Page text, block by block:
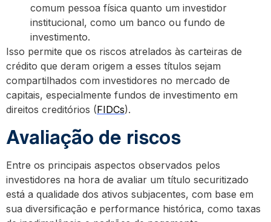
comum pessoa física quanto um investidor
institucional, como um banco ou fundo de
investimento.
Isso permite que os riscos atrelados às carteiras de
crédito que deram origem a esses títulos sejam
compartilhados com investidores no mercado de
capitais, especialmente fundos de investimento em
direitos creditórios (FIDCs).
Avaliação de riscos
Entre os principais aspectos observados pelos
investidores na hora de avaliar um título securitizado
está a qualidade dos ativos subjacentes, com base em
sua diversificação e performance histórica, como taxas